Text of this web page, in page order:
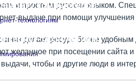
компьютеров
технологиям
технологиям
и простым русским языком.
выдаче при помощи
делает ресурс более удобным
желанное при посещении сайта
чтобы и другие люди в